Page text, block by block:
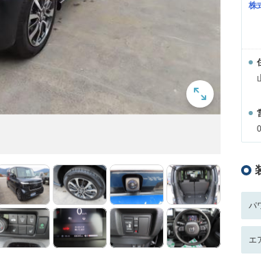
株
パ
エ